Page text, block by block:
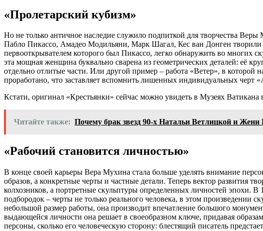
«Пролетарский кубизм»
Но не только античное наследие служило подпиткой для творчества
Пабло Пикассо, Амадео Модильяни, Марк Шагал, Кес ван Донген творили
первооткрывателем которого был Пикассо, легко обнаружить во многих
эта мощная женщина буквально сварена из геометрических деталей: её
отдельно отлитые части. Или другой пример – работа «Ветер», в
проработано, что заставляет вспомнить лишенных индивидуальных черт
Кстати, оригинал «Крестьянки» сейчас можно увидеть в Музеях Ватикана
Читайте также: Почему брак звезд 90-х Натальи Ветлицкой и Жени
«Рабочий становится личностью»
В конце своей карьеры Вера Мухина стала больше уделять внимание
образов, а конкретные черты и частные детали. Теперь вектор развития
колхозников, а портретные скульптуры определенных личностей эпохи.
подбородок – черты не только реального человека, в этом произведении
небольшой размер работы, она производит впечатление большого
выдающейся личности она решает в своеобразном ключе, придавая
персоны, сколько его человеческую сторону: блестящий писатель